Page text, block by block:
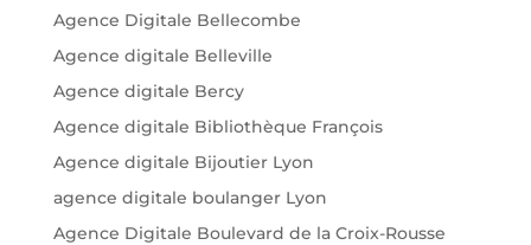
Agence Digitale Bellecombe
Agence digitale Belleville
Agence digitale Bercy
Agence digitale Bibliothèque François
Agence digitale Bijoutier Lyon
agence digitale boulanger Lyon
Agence Digitale Boulevard de la Croix-Rousse